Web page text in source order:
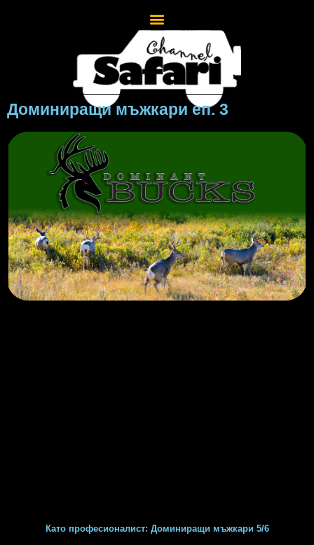
Доминиращи мъжкари еп. 3
Като професионалист: Доминиращи мъжкари 5/6